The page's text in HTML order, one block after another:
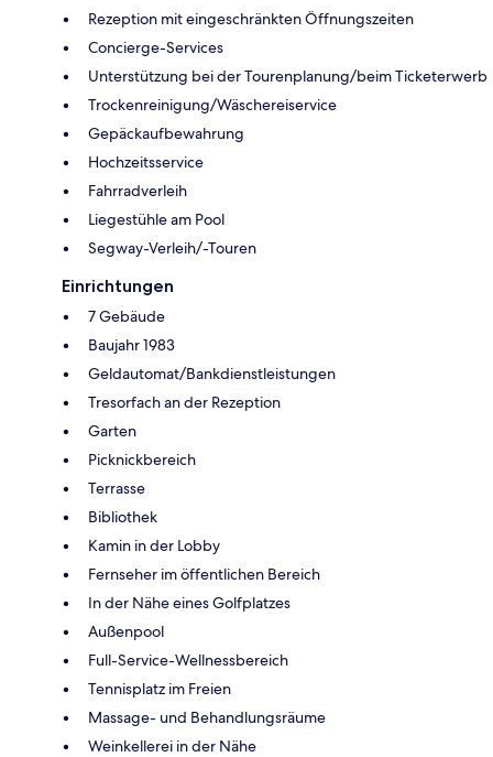
Rezeption mit eingeschränkten Öffnungszeiten
Concierge-Services
Unterstützung bei der Tourenplanung/beim Ticketerwerb
Trockenreinigung/Wäschereiservice
Gepäckaufbewahrung
Hochzeitsservice
Fahrradverleih
Liegestühle am Pool
Segway-Verleih/-Touren
Einrichtungen
7 Gebäude
Baujahr 1983
Geldautomat/Bankdienstleistungen
Tresorfach an der Rezeption
Garten
Picknickbereich
Terrasse
Bibliothek
Kamin in der Lobby
Fernseher im öffentlichen Bereich
In der Nähe eines Golfplatzes
Außenpool
Full-Service-Wellnessbereich
Tennisplatz im Freien
Massage- und Behandlungsräume
Weinkellerei in der Nähe